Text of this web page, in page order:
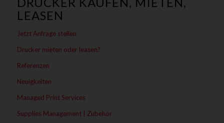
LEASEN
Jetzt Anfrage stellen
Drucker mieten oder leasen?
Referenzen
Neuigkeiten
Managed Print Services
Supplies Management | Zubehör